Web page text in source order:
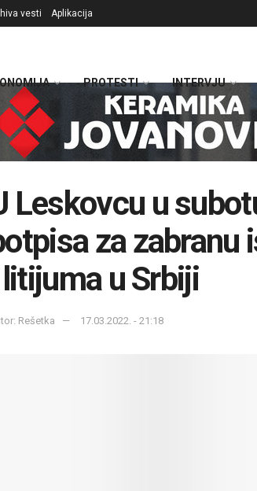
vesti Aplikacija
PROTESTI INTERVJU
Leskovcu u
za zabranu
u Srbiji
Rešetka 17.03.2022. - 21:18